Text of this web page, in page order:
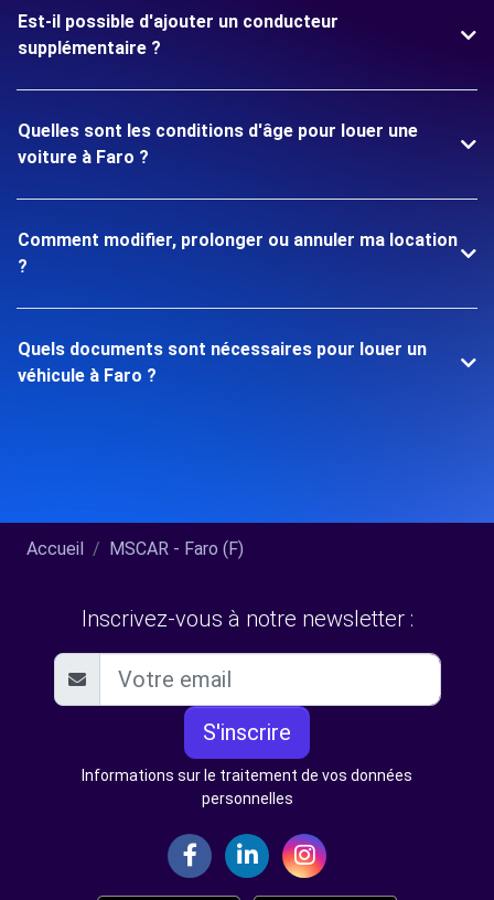
Est-il possible d'ajouter un conducteur
supplémentaire ?
Quelles sont les conditions d'âge pour louer une
voiture à Faro ?
Comment modifier, prolonger ou annuler ma location
?
Quels documents sont nécessaires pour louer un
véhicule à Faro ?
Accueil MSCAR - Faro (F)
Inscrivez-vous à notre newsletter :
S'inscrire
Informations sur le traitement de vos données
personnelles